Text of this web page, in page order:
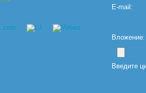
E-mail:
Введите